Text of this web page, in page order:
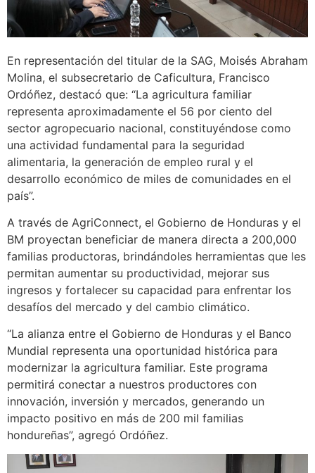
En representación del titular de la SAG, Moisés Abraham
Molina, el subsecretario de Caficultura, Francisco
Ordóñez, destacó que: “La agricultura familiar
representa aproximadamente el 56 por ciento del
sector agropecuario nacional, constituyéndose como
una actividad fundamental para la seguridad
alimentaria, la generación de empleo rural y el
desarrollo económico de miles de comunidades en el
país”.
A través de AgriConnect, el Gobierno de Honduras y el
BM proyectan beneficiar de manera directa a 200,000
familias productoras, brindándoles herramientas que les
permitan aumentar su productividad, mejorar sus
ingresos y fortalecer su capacidad para enfrentar los
desafíos del mercado y del cambio climático.
“La alianza entre el Gobierno de Honduras y el Banco
Mundial representa una oportunidad histórica para
modernizar la agricultura familiar. Este programa
permitirá conectar a nuestros productores con
innovación, inversión y mercados, generando un
impacto positivo en más de 200 mil familias
hondureñas”, agregó Ordóñez.